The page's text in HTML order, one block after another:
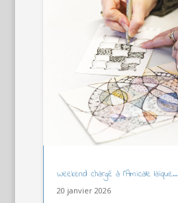
Weekend chargé à l’Amicale laïque…
20 janvier 2026